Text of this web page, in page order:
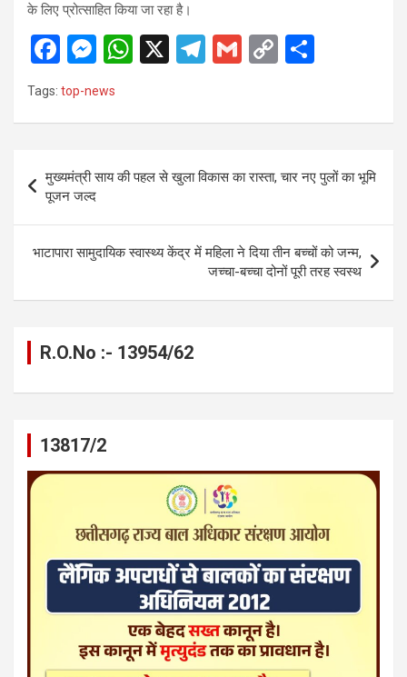
के लिए प्रोत्साहित किया जा रहा है।
F
a
ce
o
o
k
M
se
g
W
A
p
p
X
T
a
G
C
n
Tags: top-news
navigation
मुख्यमंत्री साय की पहल से खुला विकास का रास्ता, चार नए पुलों का भूमि
पूजन जल्द
भाटापारा सामुदायिक स्वास्थ्य केंद्र में महिला ने दिया तीन बच्चों को जन्म,
जच्चा-बच्चा दोनों पूरी तरह स्वस्थ
R.O.No :- 13954/62
13817/2